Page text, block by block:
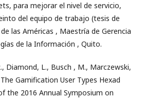
para mejorar el nivel de servicio,
del equipo de trabajo (tesis de
las Américas , Maestría de Gerencia
de la Información , Quito.
Diamond, L., Busch , M., Marczewski,
Gamification User Types Hexad
the 2016 Annual Symposium on